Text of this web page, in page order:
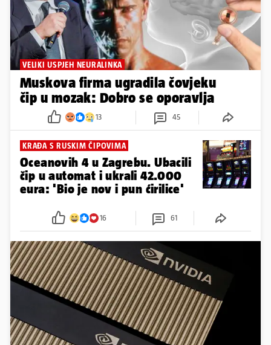
VELIKI USPJEH NEURALINKA
Muskova firma ugradila čovjeku
čip u mozak: Dobro se oporavlja
13 45
KRAĐA S RUSKIM ČIPOVIMA
Oceanovih 4 u Zagrebu. Ubacili
čip u automat i ukrali 42.000
eura: 'Bio je nov i pun ćirilice'
16 61